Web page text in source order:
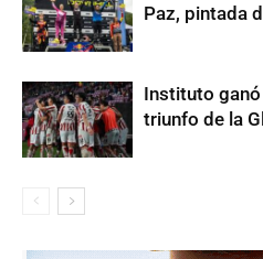
Paz, pintada
Instituto ganó
triunfo de la